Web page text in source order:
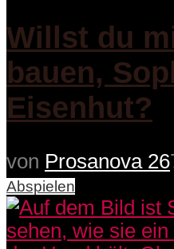
Willst du
bauen,
Eisenhut?
von Prosanova 26
Abspielen